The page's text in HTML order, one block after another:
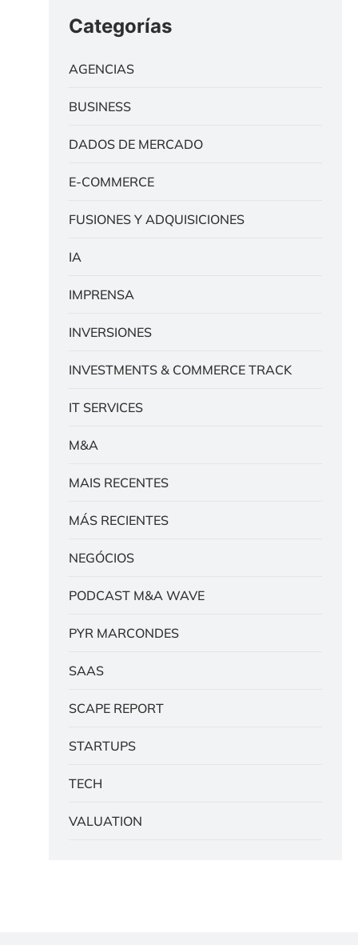
Categorías
AGENCIAS
BUSINESS
DADOS DE MERCADO
E-COMMERCE
FUSIONES Y ADQUISICIONES
IA
IMPRENSA
INVERSIONES
INVESTMENTS & COMMERCE TRACK
IT SERVICES
M&A
MAIS RECENTES
MÁS RECIENTES
NEGÓCIOS
PODCAST M&A WAVE
PYR MARCONDES
SAAS
SCAPE REPORT
STARTUPS
TECH
VALUATION